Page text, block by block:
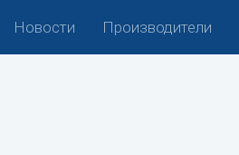
Новости Производители